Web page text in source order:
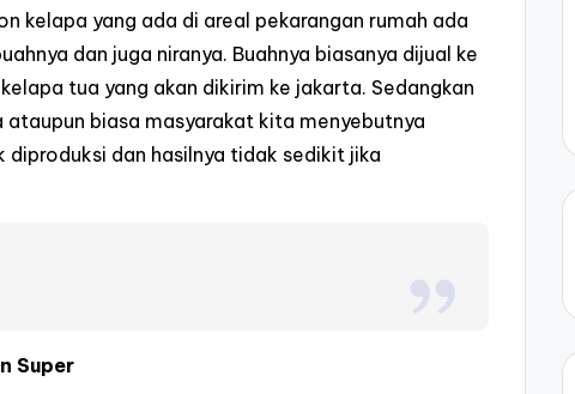
kelapa yang ada di areal pekarangan rumah ada
dan juga niranya. Buahnya biasanya dijual ke
tua yang akan dikirim ke jakarta. Sedangkan
biasa masyarakat kita menyebutnya
diproduksi dan hasilnya tidak sedikit jika
Super